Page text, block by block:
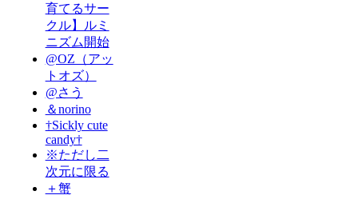
育てるサー
クル】ルミ
ニズム開始
@OZ（アッ
トオズ）
@さう
＆norino
†Sickly cute
candy†
※ただし二
次元に限る
＋蟹